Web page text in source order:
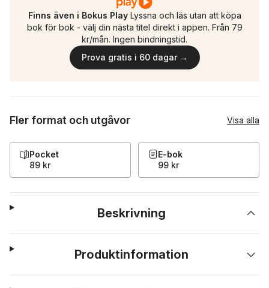
Finns även i Bokus Play Lyssna och läs utan att köpa
bok för bok - välj din nästa titel direkt i appen. Från 79
kr/mån. Ingen bindningstid.
Prova gratis i 60 dagar →
Fler format och utgåvor Visa alla
Pocket
89 kr
E-bok
99 kr
Beskrivning
Produktinformation